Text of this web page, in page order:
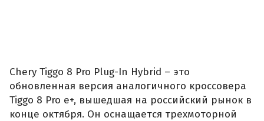
Chery Tiggo 8 Pro Plug-In Hybrid – это
обновленная версия аналогичного кроссовера
Tiggo 8 Pro e+, вышедшая на российский рынок в
конце октября. Он оснащается трехмоторной